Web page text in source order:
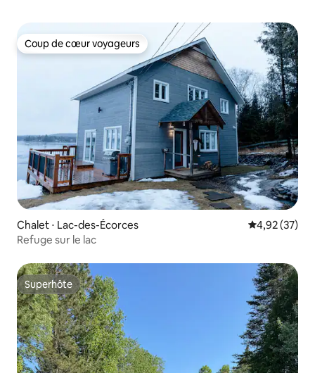
Coup de cœur voyageurs
Coup de cœur voyageurs
Chalet ⋅ Lac-des-Écorces Évaluation
4,92 (37)
Refuge sur le lac
Superhôte
Superhôte